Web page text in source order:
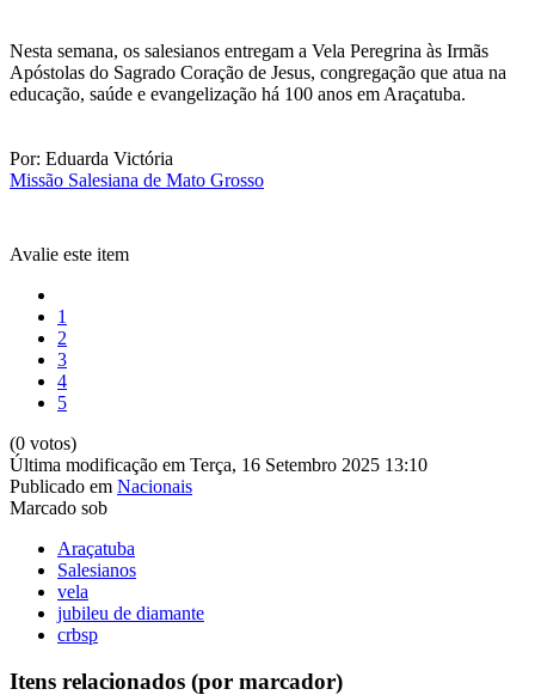
Nesta semana, os salesianos entregam a Vela Peregrina às Irmãs
Apóstolas do Sagrado Coração de Jesus, congregação que atua na
educação, saúde e evangelização há 100 anos em Araçatuba.
Por: Eduarda Victória
Missão Salesiana de Mato Grosso
Avalie este item
1
2
3
4
5
(0 votos)
Última modificação em Terça, 16 Setembro 2025 13:10
Publicado em Nacionais
Marcado sob
Araçatuba
Salesianos
vela
jubileu de diamante
crbsp
Itens relacionados (por marcador)